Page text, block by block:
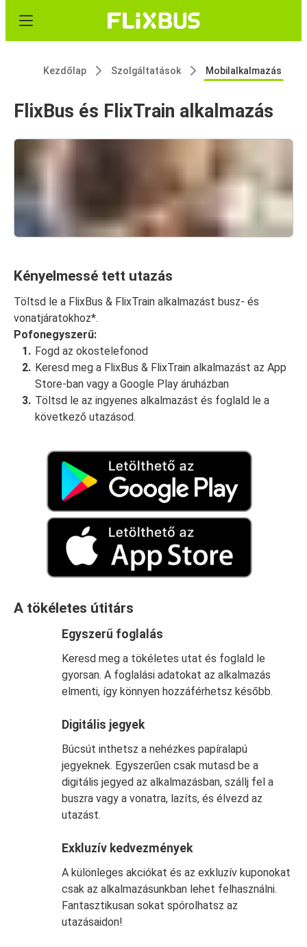
Kezdőlap Szolgáltatások Mobilalkalmazás
FlixBus és FlixTrain alkalmazás
Kényelmessé tett utazás
Töltsd le a FlixBus & FlixTrain alkalmazást busz- és
vonatjáratokhoz*.
Pofonegyszerű:
Fogd az okostelefonod
Keresd meg a FlixBus & FlixTrain alkalmazást az App
Store-ban vagy a Google Play áruházban
Töltsd le az ingyenes alkalmazást és foglald le a
következő utazásod.
A tökéletes útitárs
Egyszerű foglalás
Keresd meg a tökéletes utat és foglald le
gyorsan. A foglalási adatokat az alkalmazás
elmenti, így könnyen hozzáférhetsz később.
Digitális jegyek
Búcsút inthetsz a nehézkes papíralapú
jegyeknek. Egyszerűen csak mutasd be a
digitális jegyed az alkalmazásban, szállj fel a
buszra vagy a vonatra, lazíts, és élvezd az
utazást.
Exkluzív kedvezmények
A különleges akciókat és az exkluzív kuponokat
csak az alkalmazásunkban lehet felhasználni.
Fantasztikusan sokat spórolhatsz az
utazásaidon!